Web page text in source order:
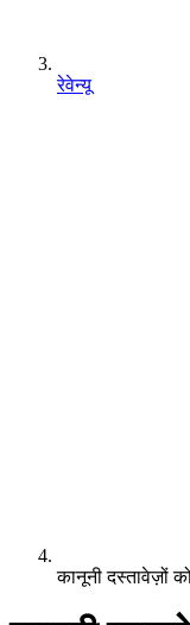
रेवेन्यू
कानूनी दस्तावेज़ों